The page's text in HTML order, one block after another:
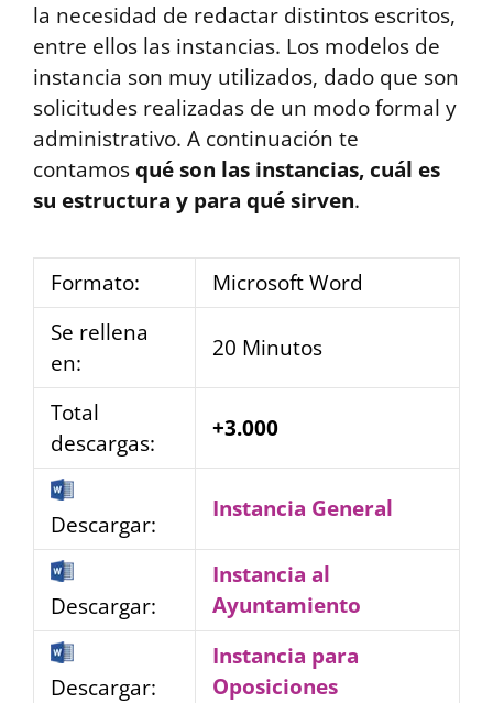
la necesidad de redactar distintos escritos,
entre ellos las instancias. Los modelos de
instancia son muy utilizados, dado que son
solicitudes realizadas de un modo formal y
administrativo. A continuación te
contamosqué son las instancias, cuál es
su estructura y para qué sirven.
Formato:
Microsoft Word
Se rellena
en:
20 Minutos
Total
descargas:
+3.000
Descargar:
Instancia General
Descargar:
Instancia al
Ayuntamiento
Descargar:
Instancia para
Oposiciones